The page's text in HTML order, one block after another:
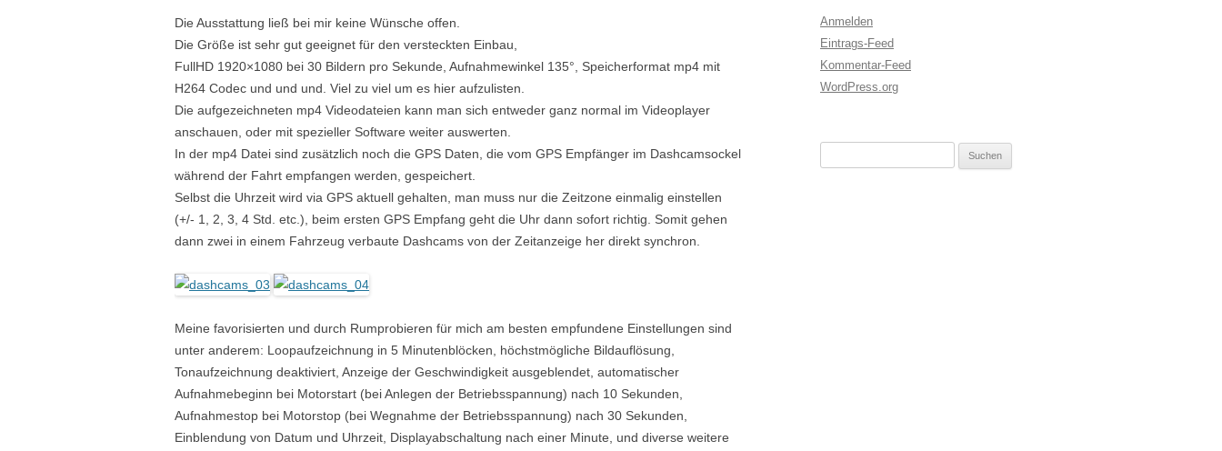
Die Ausstattung ließ bei mir keine Wünsche offen.
Die Größe ist sehr gut geeignet für den versteckten Einbau,
FullHD 1920×1080 bei 30 Bildern pro Sekunde, Aufnahmewinkel 135°, Speicherformat mp4 mit
H264 Codec und und und. Viel zu viel um es hier aufzulisten.
Die aufgezeichneten mp4 Videodateien kann man sich entweder ganz normal im Videoplayer
anschauen, oder mit spezieller Software weiter auswerten.
In der mp4 Datei sind zusätzlich noch die GPS Daten, die vom GPS Empfänger im Dashcamsockel
während der Fahrt empfangen werden, gespeichert.
Selbst die Uhrzeit wird via GPS aktuell gehalten, man muss nur die Zeitzone einmalig einstellen
(+/- 1, 2, 3, 4 Std. etc.), beim ersten GPS Empfang geht die Uhr dann sofort richtig. Somit gehen
dann zwei in einem Fahrzeug verbaute Dashcams von der Zeitanzeige her direkt synchron.
Meine favorisierten und durch Rumprobieren für mich am besten empfundene Einstellungen sind
unter anderem: Loopaufzeichnung in 5 Minutenblöcken, höchstmögliche Bildauflösung,
Tonaufzeichnung deaktiviert, Anzeige der Geschwindigkeit ausgeblendet, automatischer
Aufnahmebeginn bei Motorstart (bei Anlegen der Betriebsspannung) nach 10 Sekunden,
Aufnahmestop bei Motorstop (bei Wegnahme der Betriebsspannung) nach 30 Sekunden,
Einblendung von Datum und Uhrzeit, Displayabschaltung nach einer Minute, und diverse weitere
Anmelden
Eintrags-Feed
Kommentar-Feed
WordPress.org